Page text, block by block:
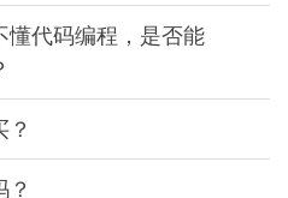
懂代码编程，是否能
？
？